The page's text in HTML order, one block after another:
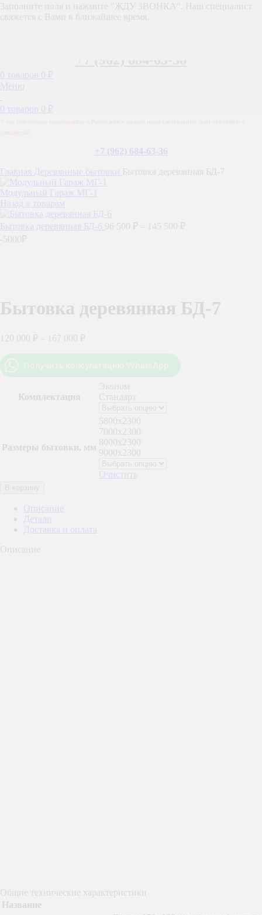
Заполните поля и нажмите "ЖДУ ЗВОНКА". Наш специалист
свяжется с Вами в ближайшее время.
0 товаров 0 ₽
Меню
0 товаров 0 ₽
+7 (962) 684-63-36
Главная Деревянные бытовки Бытовка деревянная БД-7
Модульный Гараж МГ-1
Назад к товарам
Бытовка деревянная БД-6 96 500 ₽ 145 500 ₽
-5000₽
Бытовка деревянная БД-7
120 000 ₽ 167 000 ₽
Комплектация
Эконом
Стандарт
Размеры бытовки, мм
5800x2300
7000x2300
8000x2300
9000x2300
Очистить
Бытовка
деревянная
БД-7
Описание
Детали
Доставка и оплата
Описание
Общие технические характеристики
Название